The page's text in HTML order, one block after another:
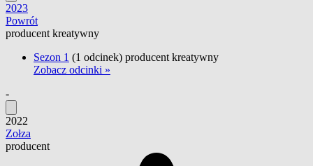
2023
Powrót
producent kreatywny
Sezon 1 (1 odcinek) producent kreatywny
Zobacz odcinki »
-
2022
Zołza
producent